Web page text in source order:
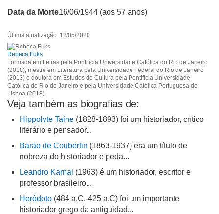
Data da Morte16/06/1944 (aos 57 anos)
Última atualização: 12/05/2020
Rebeca Fuks
Formada em Letras pela Pontifícia Universidade Católica do Rio de Janeiro
(2010), mestre em Literatura pela Universidade Federal do Rio de Janeiro
(2013) e doutora em Estudos de Cultura pela Pontifícia Universidade
Católica do Rio de Janeiro e pela Universidade Católica Portuguesa de
Lisboa (2018).
Veja também as biografias de:
Hippolyte Taine (1828-1893) foi um historiador, crítico
literário e pensador...
Barão de Coubertin (1863-1937) era um título de
nobreza do historiador e peda...
Leandro Karnal (1963) é um historiador, escritor e
professor brasileiro...
Heródoto (484 a.C.-425 a.C) foi um importante
historiador grego da antiguidad...